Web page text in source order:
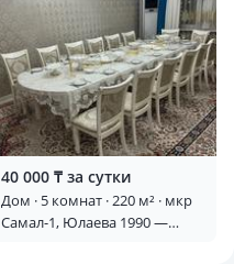
40 000 ₸ за сутки
Дом · 5 комнат · 220 м² · мкр
Самал-1, Юлаева 1990 —